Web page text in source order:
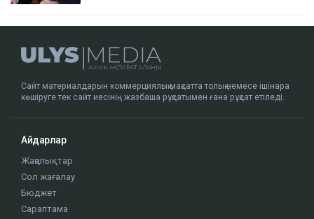
Сайт материалдарын коммерциялық мақсатта толық немесе ішінара
көшіруге тек сайт иесінің жазбаша рұқсатымен ғана рұқсат етіледі.
Айдарлар
Жаңалықтар
Сол жағалау
Бюджет
Сараптама